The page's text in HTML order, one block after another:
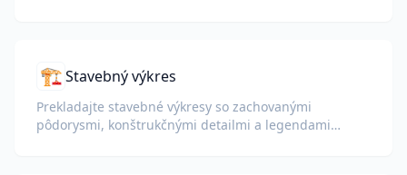
🏗️Stavebný výkres
Prekladajte stavebné výkresy so zachovanými
pôdorysmi, konštrukčnými detailmi a legendami